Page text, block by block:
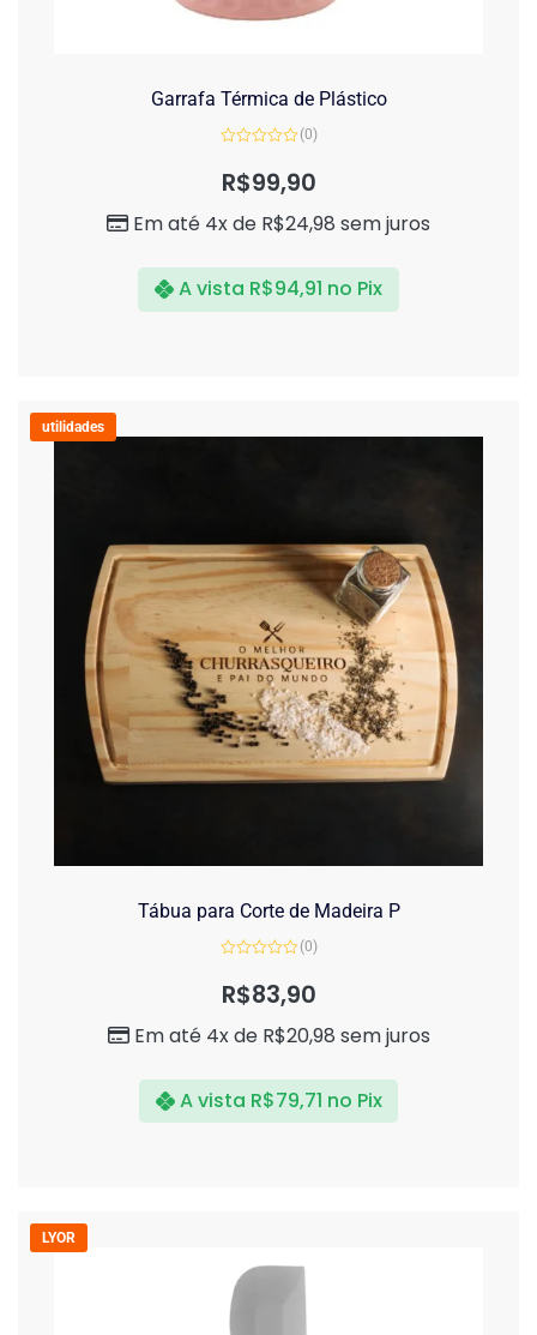
Garrafa Térmica de Plástico
de
(0)
R$99,90
Em até 4x de R$24,98 sem juros
A vista R$94,91 no Pix
utilidades
Tábua para Corte de Madeira P
de
(0)
R$83,90
Em até 4x de R$20,98 sem juros
A vista R$79,71 no Pix
LYOR